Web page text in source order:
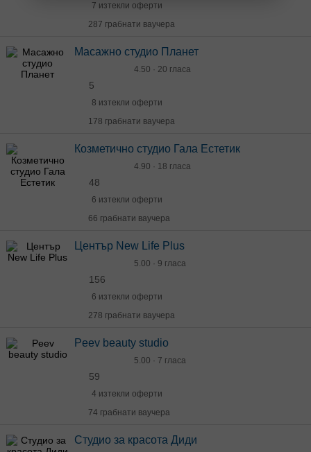
7 изтекли оферти
287 грабнати ваучера
Масажно студио Планет
4.50 · 20 гласа
5
8 изтекли оферти
178 грабнати ваучера
Козметично студио Гала Естетик
4.90 · 18 гласа
48
6 изтекли оферти
66 грабнати ваучера
Център New Life Plus
5.00 · 9 гласа
156
6 изтекли оферти
278 грабнати ваучера
Peev beauty studio
5.00 · 7 гласа
59
4 изтекли оферти
74 грабнати ваучера
Студио за красота Диди